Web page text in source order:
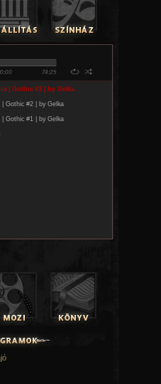
thriller), FILMCAFE |
(magyar vígj.), HBO |
(am. filmdráma), FEM3 |
bandái (olasz akcióf.), FILM+ |
Hunting (am. dráma), FILM
28.)
Gógó (izl. filmdráma), FILMBOX |
kalandf.), FEM3 |
Lenin! (német vígj.), CINEMAX |
Inferno (szín.-ff., magyar dokf.),
Hatto (angol filmdráma),
filmdráma), CINEMAX 2 |
(am. dráma), RTL KLUB |
Halálbiztos (am. thriller),